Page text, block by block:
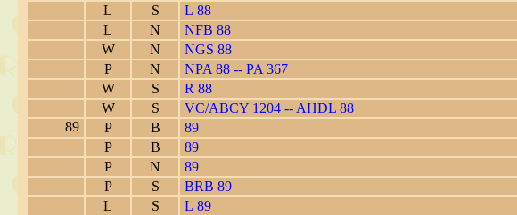
L
S
L 88
L
N
NFB 88
W
N
NGS 88
P
N
NPA 88 -- PA 367
W
S
R 88
W
S
VC/ABCY 1204 -- AHDL 88
89
P B
89
P
B
89
P
N
89
P
S
BRB 89
L
S
L 89